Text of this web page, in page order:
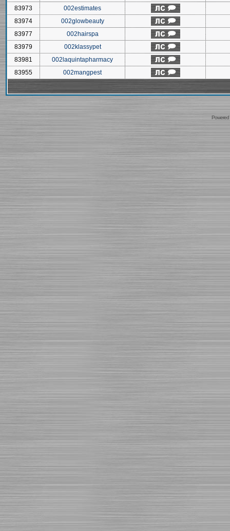
83973
002estimates
83974
002glowbeauty
83977
002hairspa
83979
002klassypet
83981
002laquintapharmacy
83955
002mangpest